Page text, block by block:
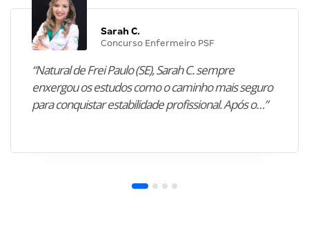
Sarah C.
Concurso Enfermeiro PSF
“Natural de Frei Paulo (SE), Sarah C. sempre
enxergou os estudos como o caminho mais seguro
para conquistar estabilidade profissional. Após o…”